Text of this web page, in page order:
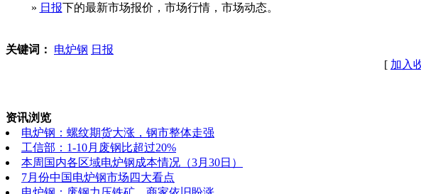
» 日报下的最新市场报价，市场行情，市场动态。
关键词： 电炉钢 日报
[ 加入
资讯浏览
电炉钢：螺纹期货大涨，钢市整体走强
工信部：1-10月废钢比超过20%
本周国内各区域电炉钢成本情况（3月30日）
7月份中国电炉钢市场四大看点